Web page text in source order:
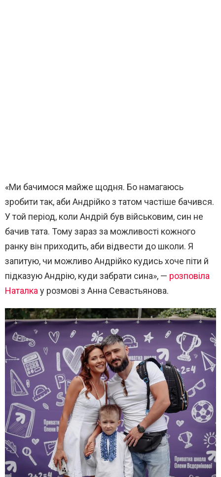
«Ми бачимося майже щодня. Бо намагаюсь
зробити так, аби Андрійко з татом частіше бачився.
У той період, коли Андрій був військовим, син не
бачив тата. Тому зараз за можливості кожного
ранку він приходить, аби відвести до школи. Я
запитую, чи можливо Андрійко кудись хоче піти й
підказую Андрію, куди забрати сина», — розповіла
Наталкау розмові з Анна Севастьянова.